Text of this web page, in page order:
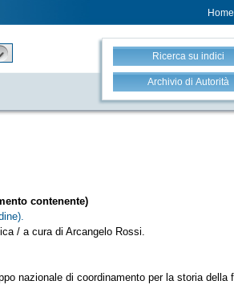
Home
Ricerca su indici
Archivio di Autorità